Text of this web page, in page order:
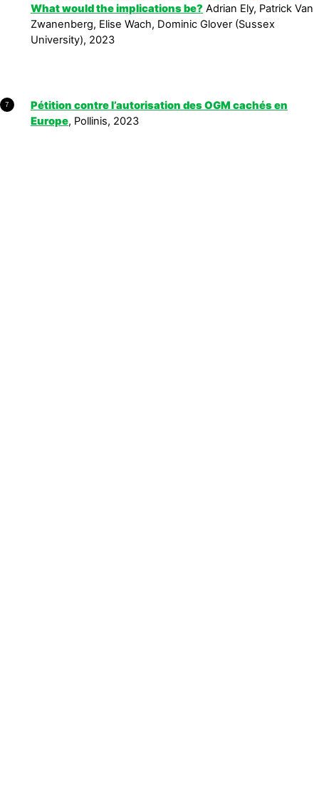
What would the implications be? Adrian Ely, Patrick Van
Zwanenberg, Elise Wach, Dominic Glover (Sussex
University), 2023
7
Pétition contre l’autorisation des OGM cachés en
Europe, Pollinis, 2023